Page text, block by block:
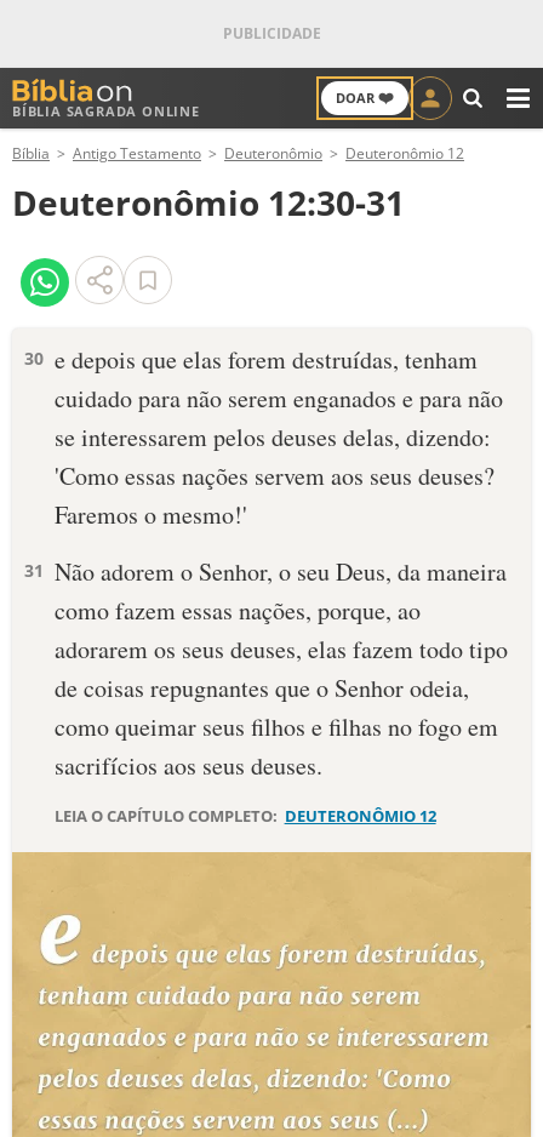
BÍBLIA SAGRADA ONLINE
DOAR ❤️
ANTIGO TESTAMENTO
NOVO TESTAMENTO
VERSÍCULOS
PALAVRA DO DIA
SALMO DO DIA
DEVOCIONAL DIÁRIO
10 MANDAMENTOS
ESTUDOS BÍBLICOS
TEMAS
TERMO BÍBLICO
QUEM SOMOS
LOJA BÍBLIAON
Bíblia Antigo Testamento Deuteronômio Deuteronômio 12
Deuteronômio 12:30-31
30 e depois que elas forem destruídas, tenham
cuidado para não serem enganados e para não
se interessarem pelos deuses delas, dizendo:
'Como essas nações servem aos seus deuses?
Faremos o mesmo!'
31 Não adorem o Senhor, o seu Deus, da maneira
como fazem essas nações, porque, ao
adorarem os seus deuses, elas fazem todo tipo
de coisas repugnantes que o Senhor odeia,
como queimar seus filhos e filhas no fogo em
sacrifícios aos seus deuses.
LEIA O CAPÍTULO COMPLETO: DEUTERONÔMIO 12